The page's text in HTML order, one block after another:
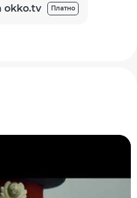
okko.tv Платно